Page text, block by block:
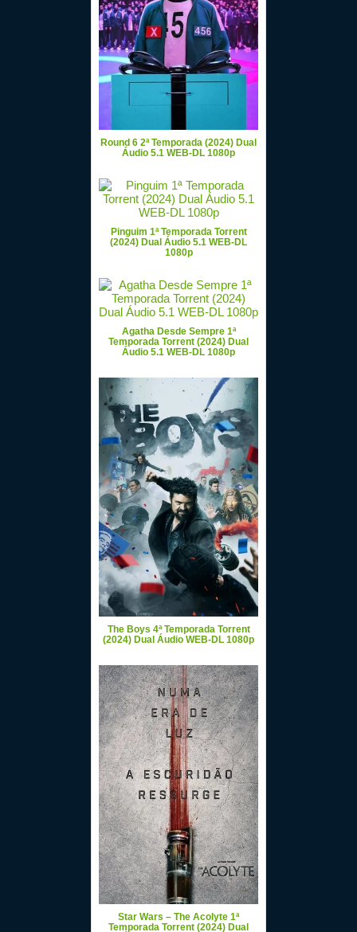
Round 6 2ª Temporada (2024) Dual
Áudio 5.1 WEB-DL 1080p
Pinguim 1ª Temporada Torrent
(2024) Dual Áudio 5.1 WEB-DL
1080p
Agatha Desde Sempre 1ª
Temporada Torrent (2024) Dual
Áudio 5.1 WEB-DL 1080p
The Boys 4ª Temporada Torrent
(2024) Dual Áudio WEB-DL 1080p
Star Wars – The Acolyte 1ª
Temporada Torrent (2024) Dual